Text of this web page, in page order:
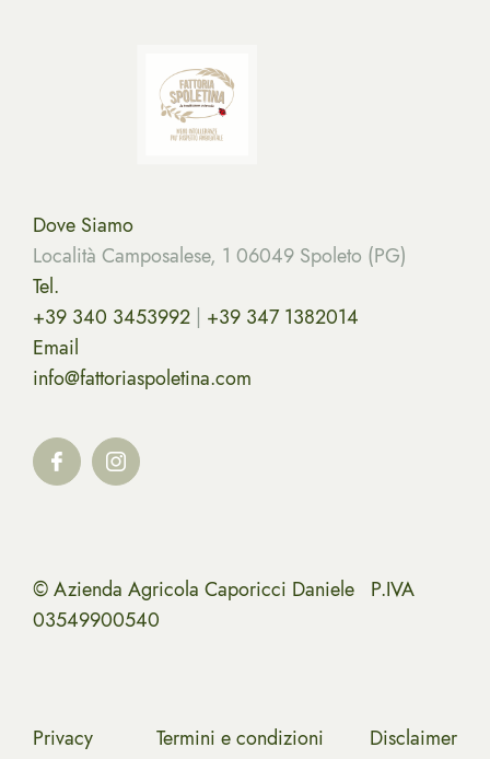
Dove Siamo
Località Camposalese, 1 06049 Spoleto (PG)
Tel.
+39 340 3453992
+39 347 1382014
Email
info@fattoriaspoletina.com
© Azienda Agricola Caporicci Daniele P.IVA
03549900540
Privacy
Termini e condizioni
Disclaimer